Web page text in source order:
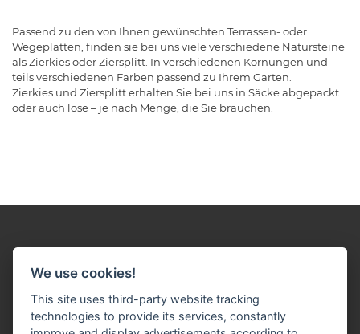
Passend zu den von Ihnen gewünschten Terrassen- oder
Wegeplatten, finden sie bei uns viele verschiedene Natursteine
als Zierkies oder Ziersplitt. In verschiedenen Körnungen und
teils verschiedenen Farben passend zu Ihrem Garten.
Zierkies und Ziersplitt erhalten Sie bei uns in Säcke abgepackt
oder auch lose – je nach Menge, die Sie brauchen.
Impressum Datenschutz Widerruf-Formular
We use cookies!
This site uses third-party website tracking
technologies to provide its services, constantly